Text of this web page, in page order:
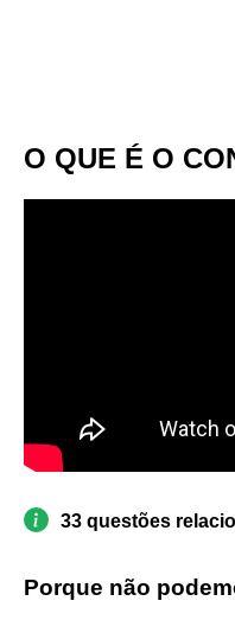
O QUE É O
33 questões
Porque não